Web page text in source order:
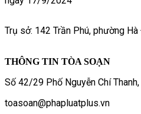
Trụ sở: 142 Trần Phú, phường
THÔNG TIN TÒA SOẠN
Số 42/29 Phố Nguyễn Chí
toasoan@phapluatplus.vn